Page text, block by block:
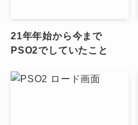
21年年始から今まで
PSO2でしていたこと